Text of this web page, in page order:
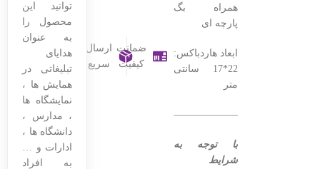
همراه بگ
پارچه ای
ابعاد هاردباکس:
22*17 سانتی
متر
———————————————–
با توجه به
شرایط
ضمانت
کیفیت
ارسال
سریع
توانید این
محصول را
به عنوان
هدایای
تبلیغاتی در
همایش ها ،
نمایشگاه ها
، مدارس ،
دانشگاه ها ،
ادارات و …
به افراد